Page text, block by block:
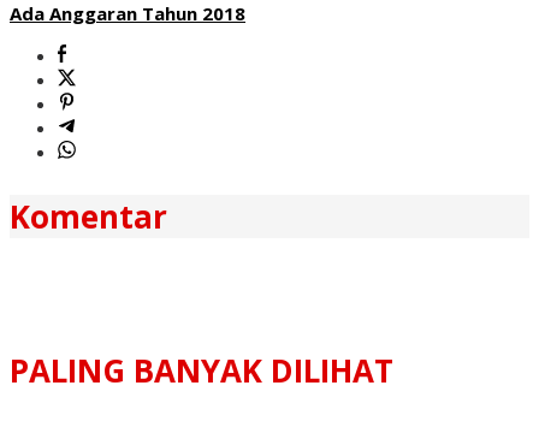
Ada Anggaran Tahun 2018
Komentar
PALING BANYAK DILIHAT